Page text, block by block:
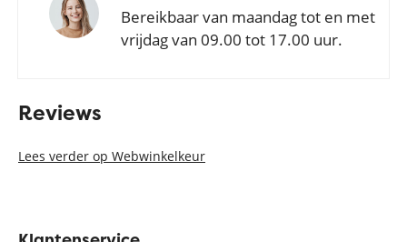
Bereikbaar van maandag tot en met
vrijdag van 09.00 tot 17.00 uur.
Reviews
Lees verder op Webwinkelkeur